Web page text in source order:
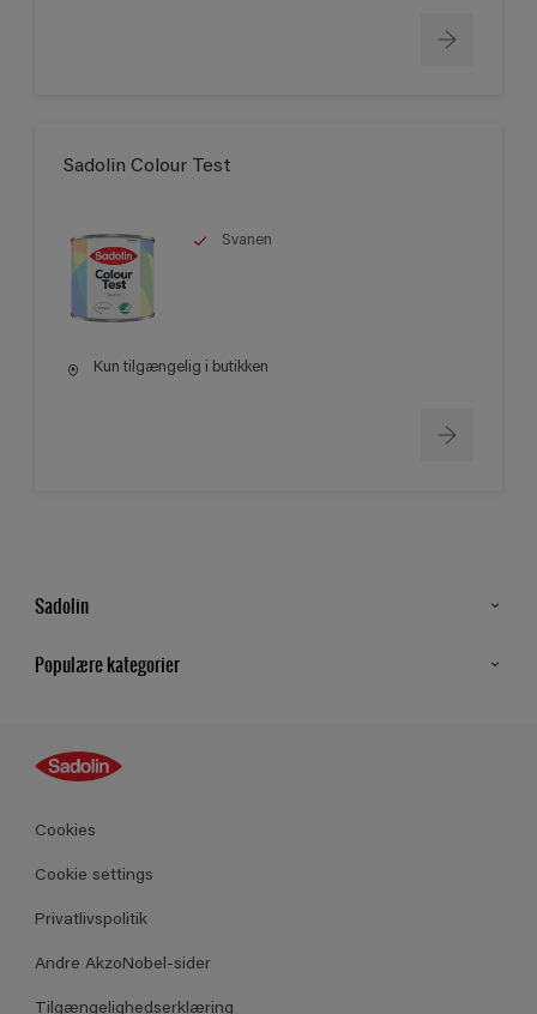
Sadolin Colour Test
Svanen
Kun tilgængelig i butikken
Sadolin
Populære kategorier
Guides
Farver
Produkter
Cookies
Cookie settings
Privatlivspolitik
Andre AkzoNobel-sider
Tilgængelighedserklæring